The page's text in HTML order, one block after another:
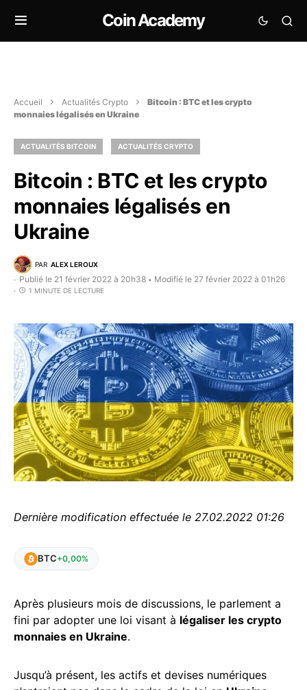
Coin Academy
Accueil Actualités Crypto
Bitcoin : BTC et les crypto
monnaies légalisés en Ukraine
ACTUALITÉS BITCOIN ACTUALITÉS CRYPTO
Bitcoin : BTC et les crypto
monnaies légalisés en
Ukraine
PAR ALEX LEROUX
Publié le 21 février 2022 à 20h38 • Modifié le 27 février 2022 à 01h26
1 MINUTE DE LECTURE
Dernière modification effectuée le 27.02.2022 01:26
BTC+0,00%
Après plusieurs mois de discussions, le parlement a
fini par adopter une loi visant à légaliser les crypto
monnaies en Ukraine.
Jusqu’à présent, les actifs et devises numériques